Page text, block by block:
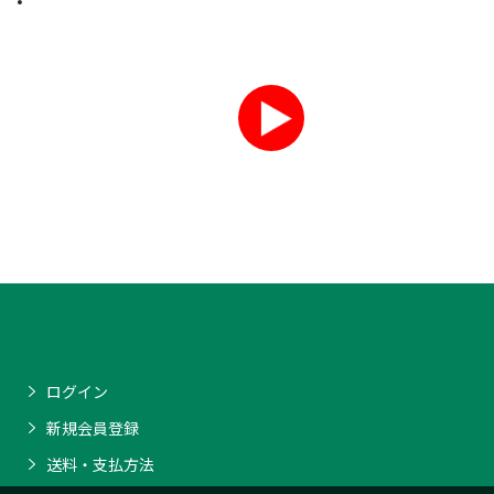
ログイン
新規会員登録
送料・支払方法